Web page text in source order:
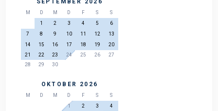
M D M D F S
S
1
2 3 4 5
6
7
8 9 10 11 12
13
14
15 16 17 18 19
20
21
22 23 24 25 26
27
28
29 30
OKTOBER 2026
M D M D F S
S
1
2 3
4